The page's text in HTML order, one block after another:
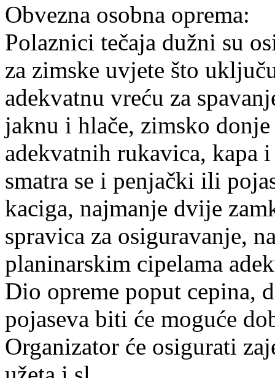
Obvezna osobna oprema:
Polaznici tečaja dužni su
za zimske uvjete što
adekvatnu vreću za
jaknu i hlače, zimsko
adekvatnih rukavica, kapa
smatra se i penjački ili
kaciga, najmanje dvije
spravica za osiguravanje,
planinarskim cipelama
Dio opreme poput cepina,
pojaseva biti će moguće
Organizator će osigurati